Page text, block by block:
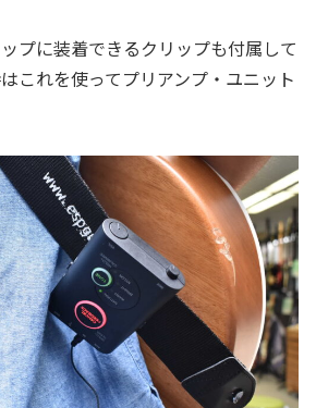
プに装着できるクリップも付属して
これを使ってプリアンプ・ユニット